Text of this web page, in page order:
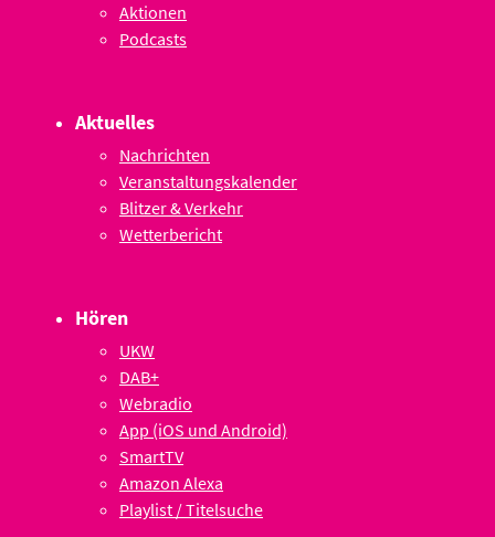
Aktionen
Podcasts
Aktuelles
Nachrichten
Veranstaltungskalender
Blitzer & Verkehr
Wetterbericht
Hören
UKW
DAB+
Webradio
App (iOS und Android)
SmartTV
Amazon Alexa
Playlist / Titelsuche